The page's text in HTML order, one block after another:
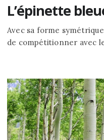
L’épinette
Avec sa forme
de compétitionner avec